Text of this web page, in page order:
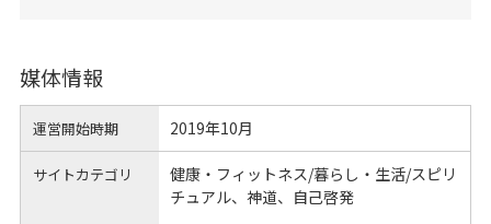
媒体情報
運営開始時期 2019年10月
サイトカテゴリ
健康・フィットネス/暮らし・生活/スピリ
チュアル、神道、自己啓発